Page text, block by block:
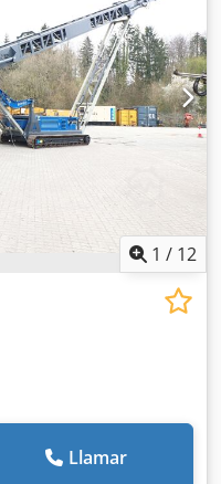
Al Toha Tolva de
1 / 12
Llamar